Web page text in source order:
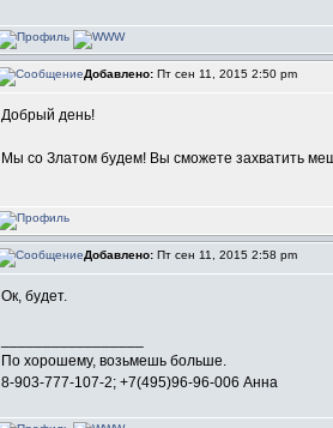
Добавлено: Пт сен 11, 2015 2:50 pm
Добрый день!
Мы со Златом будем! Вы сможете захватить
Добавлено: Пт сен 11, 2015 2:58 pm
Ок, будет.
По хорошему, возьмешь больше.
8-903-777-107-2; +7(495)96-96-006 Анна